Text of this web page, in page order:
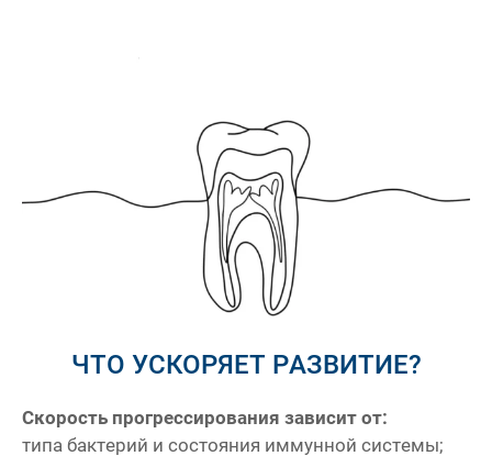
ЧТО УСКОРЯЕТ РАЗВИТИЕ?
Скорость прогрессирования зависит от:
типа бактерий и состояния иммунной системы;